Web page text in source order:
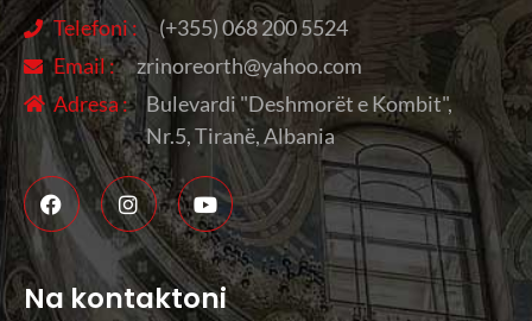
Telefoni :
(+355) 068 200 5524
Email :
zrinoreorth@yahoo.com
Adresa :
Bulevardi "Deshmorët e Kombit",
Nr.5, Tiranë, Albania
Na kontaktoni